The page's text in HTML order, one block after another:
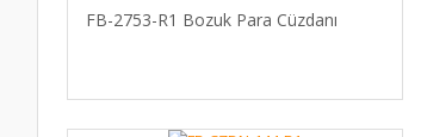
FB-2753-R1 Bozuk Para Cüzdanı